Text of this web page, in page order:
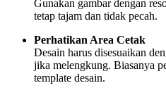
Gunakan gambar dengan
tetap tajam dan tidak pecah.
Perhatikan Area Cetak
Desain harus disesuaikan
jika melengkung. Biasanya
template desain.